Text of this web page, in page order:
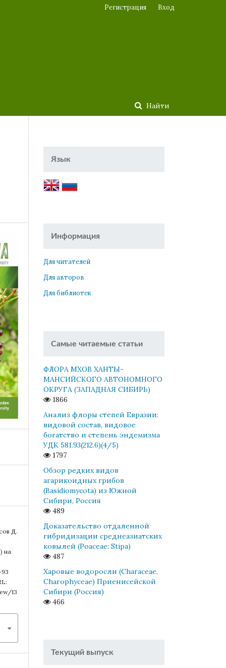
Найти
Регистрация Вход
Д.
на
13
Язык
Информация
Для читателей
Для авторов
Для библиотек
Самые читаемые статьи
ФЛОРА МХОВ ХАНТЫ-
МАНСИЙСКОГО АВТОНОМНОГО
ОКРУГА (ЗАПАДНАЯ СИБИРЬ)
1866
Анализ флоры степей Евразии:
видовой состав, видовое
богатство и степень эндемизма
УДК 581.93(212.6)(4/5)
1797
Обзор редких видов
агарикоидных грибов
(Basidiomycota) из Южной
Сибири, Россия
489
Доказательство отдаленной
гибридизации среднеазиатских
ковылей (Poaceae: Stipa)
487
Харовые водоросли (Characeae,
Charophyceae) Приенисейской
Сибири (Россия)
466
Текущий выпуск